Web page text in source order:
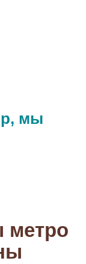
мы
метро